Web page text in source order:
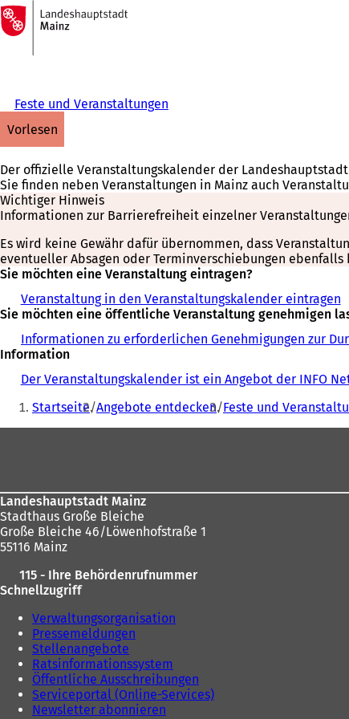
Inhalt anspringen
Zur
Startseite
Feste und Veranstaltungen
vorlesen
Der offizielle Veranstaltungskalender der
Sie finden neben Veranstaltungen in Mainz auch
Wichtiger Hinweis
Informationen zur Barrierefreiheit einzelner
Es wird keine Gewähr dafür übernommen, dass
eventueller Absagen oder Terminverschiebungen
Sie möchten eine Veranstaltung eintragen?
Veranstaltung in den Veranstaltungskalender eintragen
Sie möchten eine öffentliche Veranstaltung genehmigen
Informationen zu erforderlichen Genehmigungen zur
Information
Der Veranstaltungskalender ist ein Angebot der INFO
Sie
befinden
Startseite Angebote entdecken Feste und
Landeshauptstadt Mainz
Stadthaus Große Bleiche
Große Bleiche 46/Löwenhofstraße 1
55116 Mainz
115 - Ihre Behördenrufnummer
Schnellzugriff
Verwaltungsorganisation
Pressemeldungen
Stellenangebote
Ratsinformationssystem
Öffentliche Ausschreibungen
Serviceportal (Online-Services)
Newsletter abonnieren